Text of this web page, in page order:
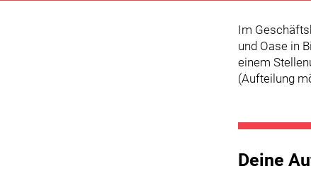
Im
und Oase in
einem
(Aufteilung
Deine